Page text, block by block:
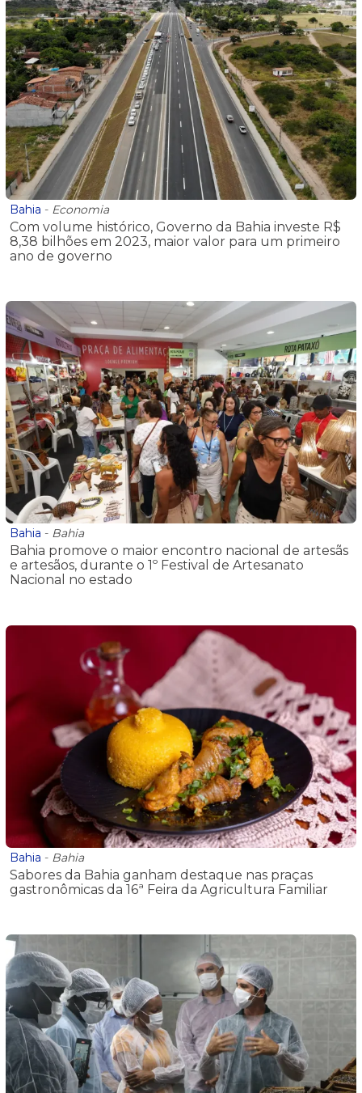
Bahia - Economia
Com volume histórico, Governo da Bahia investe R$
8,38 bilhões em 2023, maior valor para um primeiro
ano de governo
Bahia - Bahia
Bahia promove o maior encontro nacional de artesãs
e artesãos, durante o 1º Festival de Artesanato
Nacional no estado
Bahia - Bahia
Sabores da Bahia ganham destaque nas praças
gastronômicas da 16ª Feira da Agricultura Familiar